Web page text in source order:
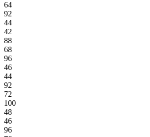
64
92
44
42
88
68
96
46
44
92
72
100
48
46
96